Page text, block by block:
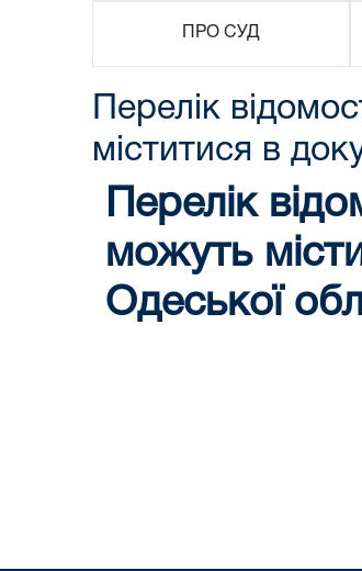
ПРО СУД
Перелік
міститися в
Перелік
можуть
Одеської